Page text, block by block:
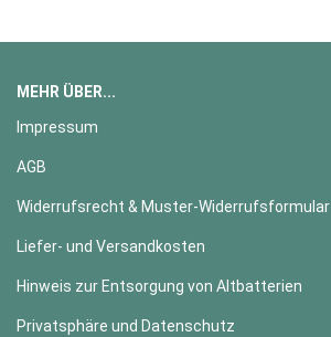
MEHR ÜBER...
Impressum
AGB
Widerrufsrecht & Muster-Widerrufsformular
Liefer- und Versandkosten
Hinweis zur Entsorgung von Altbatterien
Privatsphäre und Datenschutz